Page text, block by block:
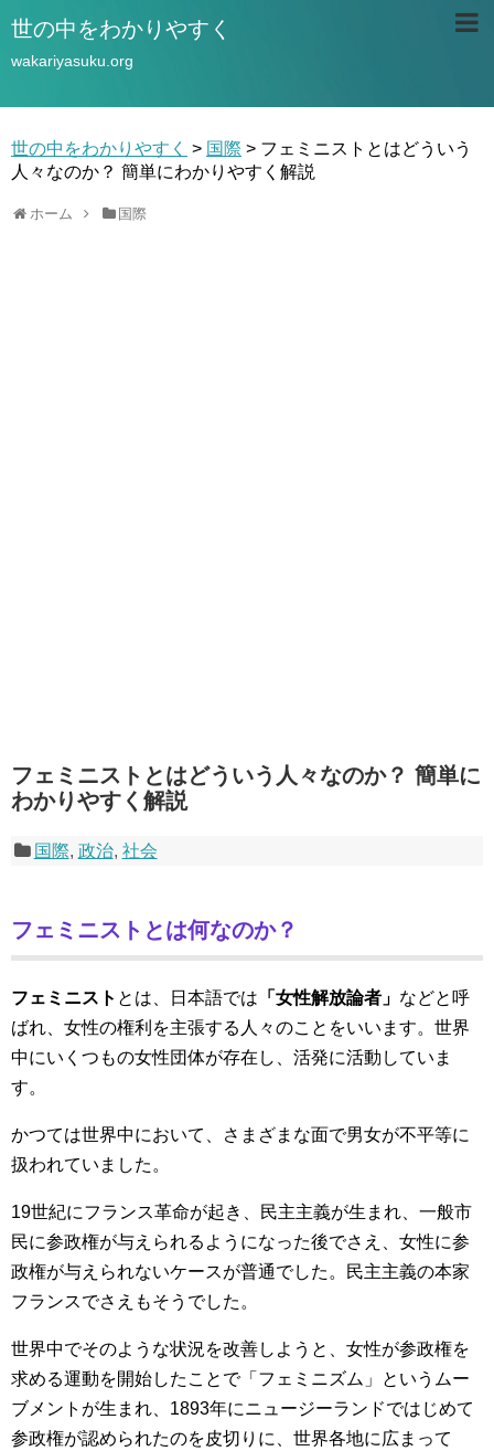
世の中をわかりやすく
wakariyasuku.org
世の中をわかりやすく > 国際 > フェミニストとはどういう
人々なのか？ 簡単にわかりやすく解説
ホーム 国際
フェミニストとはどういう人々なのか？ 簡単に
わかりやすく解説
国際, 政治, 社会
フェミニストとは何なのか？
フェミニスト とは、日本語では 「女性解放論者」 などと呼
ばれ、女性の権利を主張する人々のことをいいます。世界
中にいくつもの女性団体が存在し、活発に活動していま
す。
かつては世界中において、さまざまな面で男女が不平等に
扱われていました。
19世紀にフランス革命が起き、民主主義が生まれ、一般市
民に参政権が与えられるようになった後でさえ、女性に参
政権が与えられないケースが普通でした。民主主義の本家
フランスでさえもそうでした。
世界中でそのような状況を改善しようと、女性が参政権を
求める運動を開始したことで「フェミニズム」というムー
ブメントが生まれ、1893年にニュージーランドではじめて
参政権が認められたのを皮切りに、世界各地に広まって